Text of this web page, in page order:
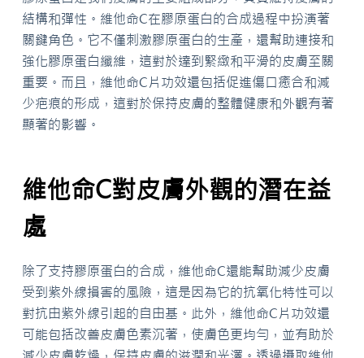
結構和彈性。維他命C在膠原蛋白的合成過程中扮演著
關鍵角色。它不僅刺激膠原蛋白的生產，還幫助連接和
強化膠原蛋白纖維，這對於達到緊緻和平滑的皮膚至關
重要。而且，維他命C片功效還包括促進傷口癒合和減
少疤痕的形成，這對於保持皮膚的整體健康和外觀有著
顯著的影響。
維他命C對皮膚外觀的潛在益
處
除了支持膠原蛋白的合成，維他命C還能幫助減少皮膚
受到紫外線損害的風險，這是因為它的抗氧化特性可以
對抗由紫外線引起的自由基。此外，維他命C片功效還
可能包括改善皮膚色素沉著，使膚色更均勻，並有助於